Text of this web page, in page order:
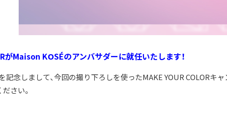
がMaison KOSÉのアンバサダーに就任いたします！
記念しまして、今回の撮り下ろしを使ったMAKE YOUR COLORキ
さい。